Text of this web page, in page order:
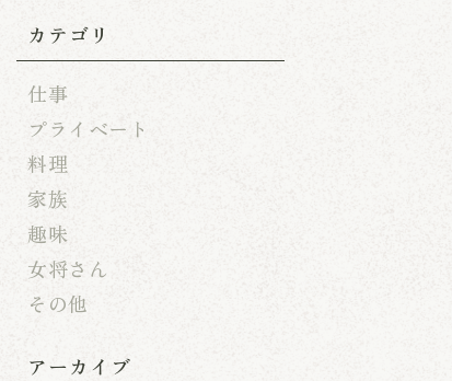
カテゴリ
仕事
プライベート
料理
家族
趣味
女将さん
その他
アーカイブ